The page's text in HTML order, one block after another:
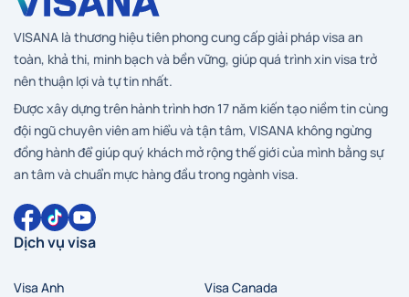
VISANA là thương hiệu tiên phong cung cấp giải pháp visa an
toàn, khả thi, minh bạch và bền vững, giúp quá trình xin visa trở
nên thuận lợi và tự tin nhất.
Được xây dựng trên hành trình hơn 17 năm kiến tạo niềm tin cùng
đội ngũ chuyên viên am hiểu và tận tâm, VISANA không ngừng
đồng hành để giúp quý khách mở rộng thế giới của mình bằng sự
an tâm và chuẩn mực hàng đầu trong ngành visa.
Dịch vụ visa
Visa Anh
Visa Canada